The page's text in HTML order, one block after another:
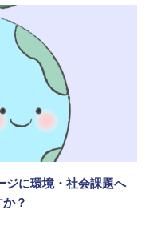
ジに環境・社会課題へ
？